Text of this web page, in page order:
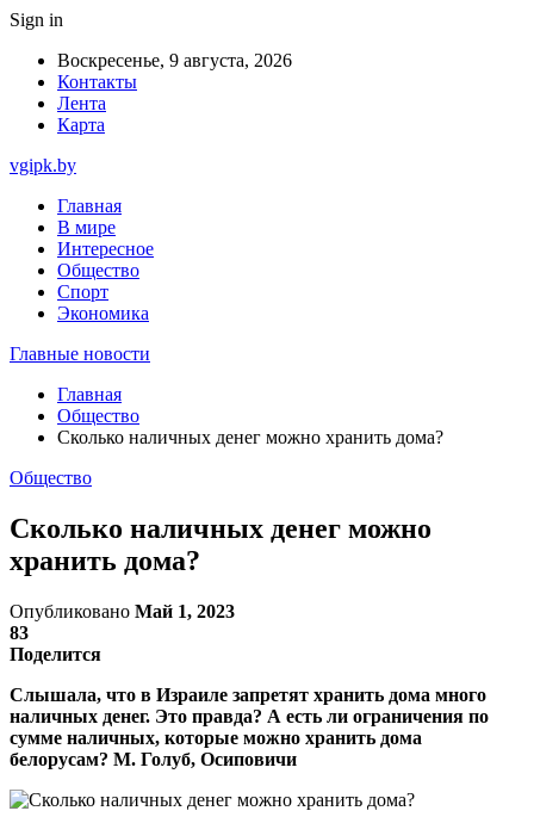
Sign in
Воскресенье, 9 августа, 2026
Контакты
Лента
Карта
vgipk.by
Главная
В мире
Интересное
Общество
Спорт
Экономика
Главные новости
Главная
Общество
Сколько наличных денег можно хранить дома?
Общество
Сколько наличных денег можно
хранить дома?
Опубликовано Май 1, 2023
83
Поделится
Слышала, что в Израиле запретят хранить дома много
наличных денег. Это правда? А есть ли ограничения по
сумме наличных, которые можно хранить дома
белорусам? М. Голуб, Осиповичи